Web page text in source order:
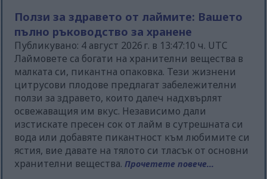
Ползи за здравето от лаймите: Вашето
пълно ръководство за хранене
Публикувано: 4 август 2026 г. в 13:47:10 ч. UTC
Лаймовете са богати на хранителни вещества в
малката си, пикантна опаковка. Тези жизнени
цитрусови плодове предлагат забележителни
ползи за здравето, които далеч надхвърлят
освежаващия им вкус. Независимо дали
изстискате пресен сок от лайм в сутрешната си
вода или добавяте пикантност към любимите си
ястия, вие давате на тялото си тласък от основни
хранителни вещества.Прочетете повече...